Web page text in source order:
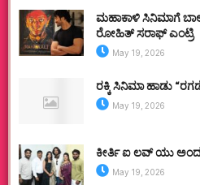
ಮಹಾಕಾಳಿ ಸಿನಿಮಾಗೆ
ರೋಹಿತ್ ಸರಾಫ್ ಎಂಟ್ರಿ
May 19, 2026
ರಕ್ಕಿ ಸಿನಿಮಾ ಹಾಡು
May 19, 2026
ಕೀರ್ತಿ ಐ ಲವ್ ಯು
May 19, 2026